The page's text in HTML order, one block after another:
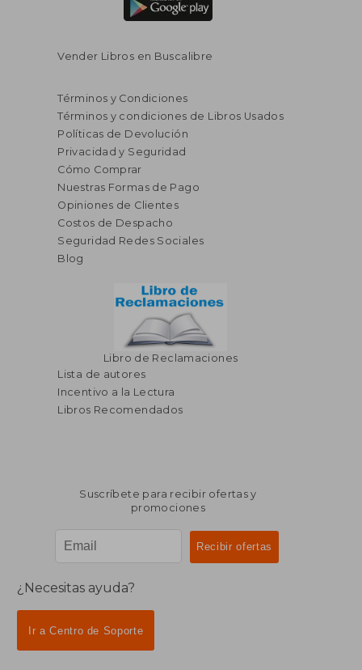
Vender Libros en Buscalibre
Términos y Condiciones
Términos y condiciones de Libros Usados
Políticas de Devolución
Privacidad y Seguridad
Cómo Comprar
Nuestras Formas de Pago
Opiniones de Clientes
Costos de Despacho
Seguridad Redes Sociales
Blog
Libro de Reclamaciones
Lista de autores
Incentivo a la Lectura
Libros Recomendados
Suscríbete para recibir ofertas y
promociones
¿Necesitas ayuda?
Ir a Centro de Soporte